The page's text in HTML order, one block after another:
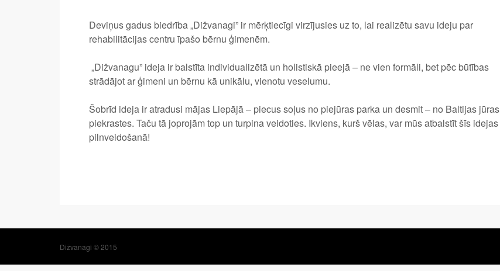
Deviņus gadus biedrība „Dižvanagi” ir mērķtiecīgi virzījusies uz to, lai realizētu savu ideju par
rehabilitācijas centru īpašo bērnu ģimenēm.
„Dižvanagu” ideja ir balstīta individualizētā un holistiskā pieejā – ne vien formāli, bet pēc būtības
strādājot ar ģimeni un bērnu kā unikālu, vienotu veselumu.
Šobrīd ideja ir atradusi mājas Liepājā – piecus soļus no piejūras parka un desmit – no Baltijas jūras
piekrastes. Taču tā joprojām top un turpina veidoties. Ikviens, kurš vēlas, var mūs atbalstīt šīs idejas
pilnveidošanā!
Dižvanagi © 2015